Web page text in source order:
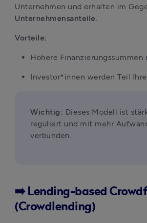
Unternehmensanteile.
Vorteile:
Höhere Finanzierungssummen
Investor*innen werden Teil
Wichtig: Dieses Modell ist
reguliert und mit mehr
verbunden.
➡️ Lending-based
(Crowdlending)